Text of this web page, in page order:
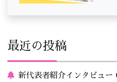
最近の投稿
新代表者紹介インタビュ